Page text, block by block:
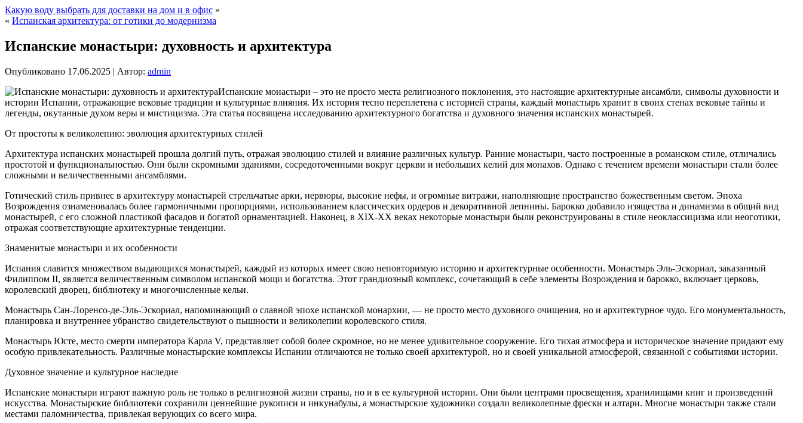
Какую воду выбрать для доставки на дом и в офис »
« Испанская архитектура: от готики до модернизма
Испанские монастыри: духовность и архитектура
Опубликовано 17.06.2025 | Автор: admin
Испанские монастыри – это не просто места религиозного поклонения, это настоящие архитектурные ансамбли, символы духовности и
истории Испании, отражающие вековые традиции и культурные влияния. Их история тесно переплетена с историей страны, каждый монастырь хранит в своих стенах вековые тайны и
легенды, окутанные духом веры и мистицизма. Эта статья посвящена исследованию архитектурного богатства и духовного значения испанских монастырей.
От простоты к великолепию: эволюция архитектурных стилей
Архитектура испанских монастырей прошла долгий путь, отражая эволюцию стилей и влияние различных культур. Ранние монастыри, часто построенные в романском стиле, отличались
простотой и функциональностью. Они были скромными зданиями, сосредоточенными вокруг церкви и небольших келий для монахов. Однако с течением времени монастыри стали более
сложными и величественными ансамблями.
Готический стиль привнес в архитектуру монастырей стрельчатые арки, нервюры, высокие нефы, и огромные витражи, наполняющие пространство божественным светом. Эпоха
Возрождения ознаменовалась более гармоничными пропорциями, использованием классических ордеров и декоративной лепнины. Барокко добавило изящества и динамизма в общий вид
монастырей, с его сложной пластикой фасадов и богатой орнаментацией. Наконец, в XIX-XX веках некоторые монастыри были реконструированы в стиле неоклассицизма или неоготики,
отражая соответствующие архитектурные тенденции.
Знаменитые монастыри и их особенности
Испания славится множеством выдающихся монастырей, каждый из которых имеет свою неповторимую историю и архитектурные особенности. Монастырь Эль-Эскориал, заказанный
Филиппом II, является величественным символом испанской мощи и богатства. Этот грандиозный комплекс, сочетающий в себе элементы Возрождения и барокко, включает церковь,
королевский дворец, библиотеку и многочисленные кельи.
Монастырь Сан-Лоренсо-де-Эль-Эскориал, напоминающий о славной эпохе испанской монархии, — не просто место духовного очищения, но и архитектурное чудо. Его монументальность,
планировка и внутреннее убранство свидетельствуют о пышности и великолепии королевского стиля.
Монастырь Юсте, место смерти императора Карла V, представляет собой более скромное, но не менее удивительное сооружение. Его тихая атмосфера и историческое значение придают ему
особую привлекательность. Различные монастырские комплексы Испании отличаются не только своей архитектурой, но и своей уникальной атмосферой, связанной с событиями истории.
Духовное значение и культурное наследие
Испанские монастыри играют важную роль не только в религиозной жизни страны, но и в ее культурной истории. Они были центрами просвещения, хранилищами книг и произведений
искусства. Монастырские библиотеки сохранили ценнейшие рукописи и инкунабулы, а монастырские художники создали великолепные фрески и алтари. Многие монастыри также стали
местами паломничества, привлекая верующих со всего мира.